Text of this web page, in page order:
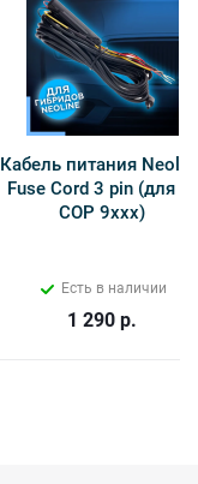
Кабель питания
Fuse Cord 3 pin (для Х-
СОР 9ххх)
Есть в наличии
1 290 р.